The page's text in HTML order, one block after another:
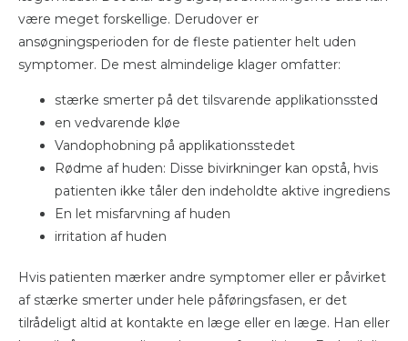
være meget forskellige. Derudover er
ansøgningsperioden for de fleste patienter helt uden
symptomer. De mest almindelige klager omfatter:
stærke smerter på det tilsvarende applikationssted
en vedvarende kløe
Vandophobning på applikationsstedet
Rødme af huden: Disse bivirkninger kan opstå, hvis
patienten ikke tåler den indeholdte aktive ingrediens
En let misfarvning af huden
irritation af huden
Hvis patienten mærker andre symptomer eller er påvirket
af stærke smerter under hele påføringsfasen, er det
tilrådeligt altid at kontakte en læge eller en læge. Han eller